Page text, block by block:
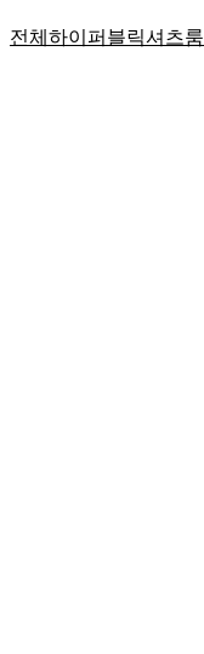
전체 하이퍼블릭셔츠룸